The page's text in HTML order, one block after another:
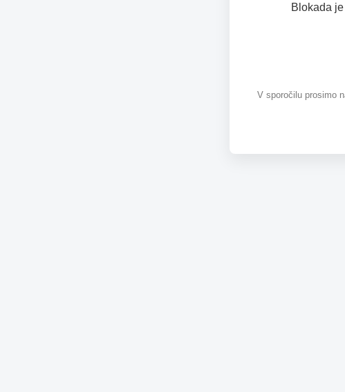
Blokada
V sporočilu prosimo